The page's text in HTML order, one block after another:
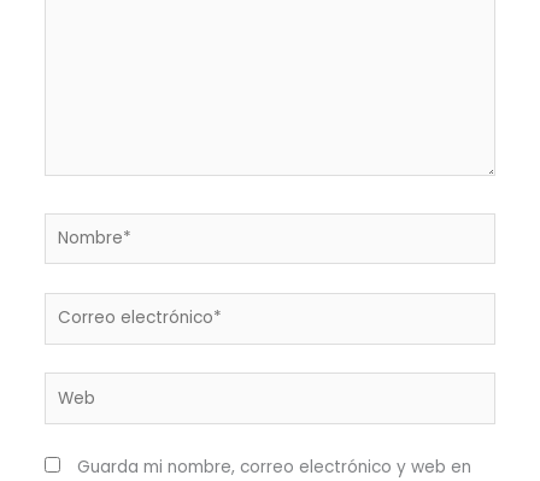
Nombre*
Correo
Web
Guarda mi nombre, correo electrónico y web en